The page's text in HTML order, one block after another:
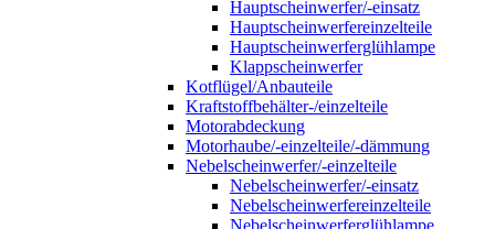
Hauptscheinwerfer/-einsatz
Hauptscheinwerfereinzelteile
Hauptscheinwerferglühlampe
Klappscheinwerfer
Kotflügel/Anbauteile
Kraftstoffbehälter-/einzelteile
Motorabdeckung
Motorhaube/-einzelteile/-dämmung
Nebelscheinwerfer/-einzelteile
Nebelscheinwerfer/-einsatz
Nebelscheinwerfereinzelteile
Nebelscheinwerferglühlampe